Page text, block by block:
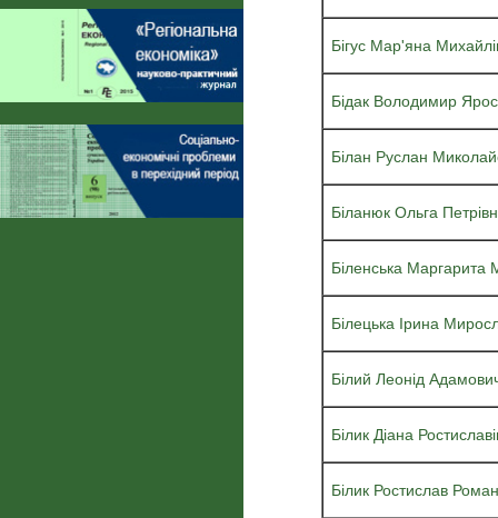
Бігус Мар'яна
Бідак Володимир
Білан Руслан
Біланюк Ольга
Біленська Маргарита
Білецька Ірина
Білий Леонід
Білик Діана
Білик Ростислав